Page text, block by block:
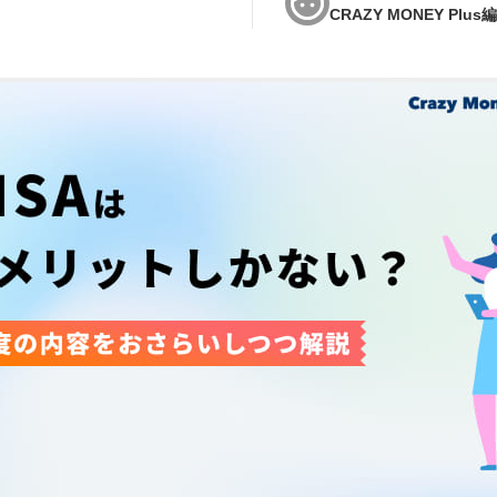
CRAZY MONEY Plus